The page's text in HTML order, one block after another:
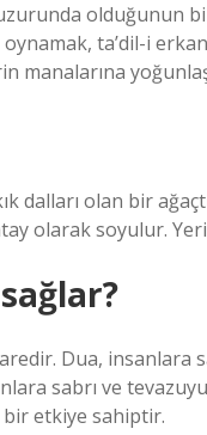
olduğunun
ta’dil-i
manalarına
dalları olan bir
olarak soyulur.
Dua, insanlara
sabrı ve
etkiye sahiptir.